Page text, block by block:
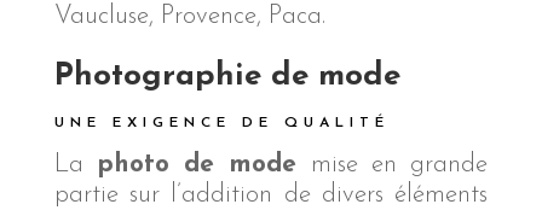
Vaucluse, Provence, Paca.
Photographie de mode
UNE EXIGENCE DE QUALITÉ
La photo de mode mise en grande
partie sur l’addition de divers éléments